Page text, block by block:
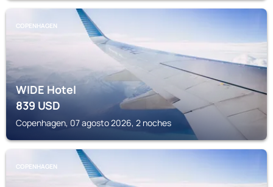
COPENHAGEN
WIDE Hotel
839USD
Copenhagen, 07 agosto 2026, 2 noches
COPENHAGEN